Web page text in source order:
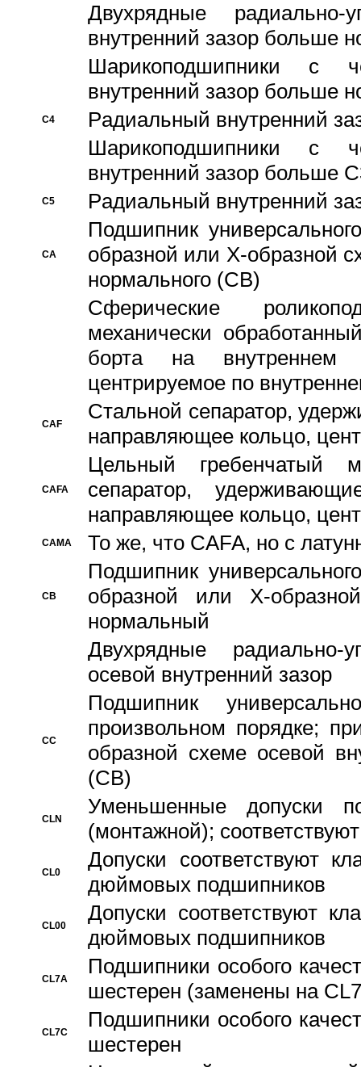
Двухрядные радиально-
внутренний зазор больше
Шарикоподшипники с
внутренний зазор больше
C4
Pадиальный внутренний
Шарикоподшипники с
внутренний зазор больше
C5 Pадиальный внутренний
CA
Подшипник
образной или Х-образной
нормального (CB)
Сферические
механически
борта на внутреннем
центрируемое по
CAF
Стальной сепаратор,
направляющее кольцо,
CAFA
Цельный гребенчатый
сепаратор,
направляющее кольцо,
CAMA То же, что CAFA, но с
CB
Подшипник
образной или Х-
нормальный
Двухрядные радиально-
осевой внутренний зазор
CC
Подшипник
произвольном порядке;
образной схеме осевой
(CB)
CLN
Уменьшенные
(монтажной);
CL0
Допуски соответствуют
дюймовых подшипников
CL00
Допуски соответствуют
дюймовых подшипников
CL7A
Подшипники особого
шестерен (заменены на
CL7C
Подшипники особого
шестерен